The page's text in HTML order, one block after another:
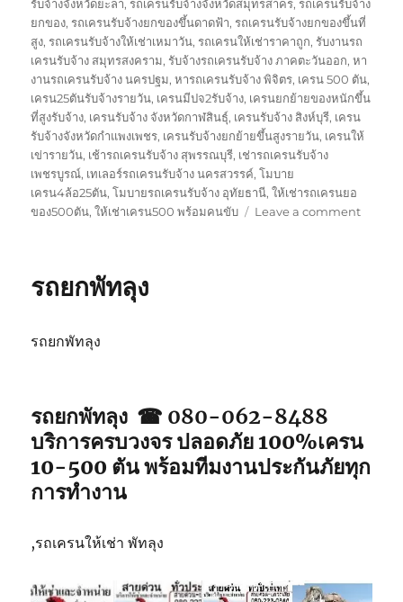
รับจ้างจังหวัดยะลา,รถเครนรับจ้างจังหวัดสมุทรสาคร,รถเครนรับจ้าง
ยกของ,รถเครนรับจ้างยกของขึ้นดาดฟ้า,รถเครนรับจ้างยกของขึ้นที่
สูง,รถเครนรับจ้างให้เช่าเหมาวัน,รถเครนให้เช่าราคาถูก,รับงานรถ
เครนรับจ้าง สมุทรสงคราม,รับจ้างรถเครนรับจ้าง ภาคตะวันออก,หา
งานรถเครนรับจ้าง นครปฐม,หารถเครนรับจ้าง พิจิตร, เครน 500 ตัน,
เครน25ตันรับจ้างรายวัน, เครนมีปจ2รับจ้าง, เครนยกย้ายของหนักขึ้น
ที่สูงรับจ้าง, เครนรับจ้าง จังหวัดกาฬสินธุ์, เครนรับจ้าง สิงห์บุรี, เครน
รับจ้างจังหวัดกำแพงเพชร, เครนรับจ้างยกย้ายขึ้นสูงรายวัน, เครนให้
เข่ารายวัน, เช้ารถเครนรับจ้าง สุพรรณบุรี, เช่ารถเครนรับจ้าง
เพชรบูรณ์, เทเลอร์รถเครนรับจ้าง นครสวรรค์,โมบาย
เครน4ล้อ25ตัน,โมบายรถเครนรับจ้าง อุทัยธานี,ให้เช่ารถเครนยอ
ของ500ตัน,ให้เช่าเครน500 พร้อมคนขับ Leave a commenton
รถยกพัทลุง
รถยกพัทลุง
รถยกพัทลุง ☎ 080-062-8488
บริการครบวงจร ปลอดภัย 100%เครน
10-500 ตัน พร้อมทีมงานประกันภัยทุก
การทำงาน
,รถเครนให้เช่า พัทลุง